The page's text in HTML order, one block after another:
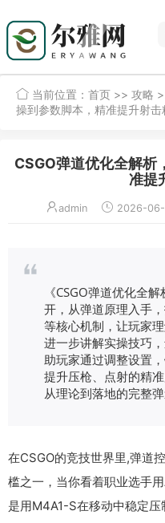
当前位置： 首页 >> 攻略
操到参数脚本，精准提升射击
CSGO弹道优化全解析
准提
admin 2026-
《CSGO弹道优化全
开，从弹道原理入手
等核心机制，让玩家
进一步讲解实操技巧
助玩家通过调整设置
提升压枪、点射的精
从理论到落地的完整弹
在CSGO的竞技世界里,弹道
槛之一，当你看着职业选手
是用M4A1-S在移动中稳定